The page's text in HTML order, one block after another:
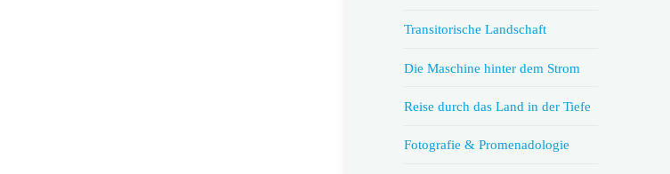
Transitorische Landschaft
Die Maschine hinter dem Strom
Reise durch das Land in der Tiefe
Fotografie & Promenadologie